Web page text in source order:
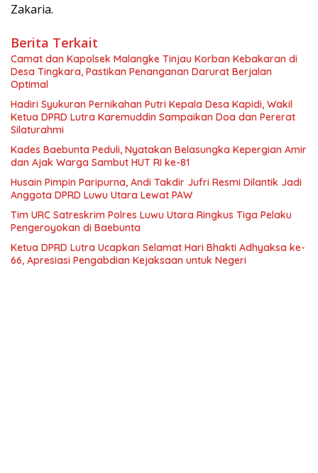
Zakaria.
Berita Terkait
Camat dan Kapolsek Malangke Tinjau Korban Kebakaran di
Desa Tingkara, Pastikan Penanganan Darurat Berjalan
Optimal
Hadiri Syukuran Pernikahan Putri Kepala Desa Kapidi, Wakil
Ketua DPRD Lutra Karemuddin Sampaikan Doa dan Pererat
Silaturahmi
Kades Baebunta Peduli, Nyatakan Belasungka Kepergian Amir
dan Ajak Warga Sambut HUT RI ke-81
Husain Pimpin Paripurna, Andi Takdir Jufri Resmi Dilantik Jadi
Anggota DPRD Luwu Utara Lewat PAW
Tim URC Satreskrim Polres Luwu Utara Ringkus Tiga Pelaku
Pengeroyokan di Baebunta
Ketua DPRD Lutra Ucapkan Selamat Hari Bhakti Adhyaksa ke-
66, Apresiasi Pengabdian Kejaksaan untuk Negeri